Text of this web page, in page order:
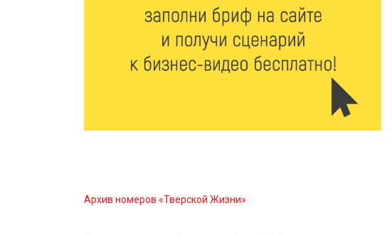
В Твери создали соединения для кормовых
добавок, повышающие продуктивность
сельхозживотных
Архив номеров «Тверской Жизни»